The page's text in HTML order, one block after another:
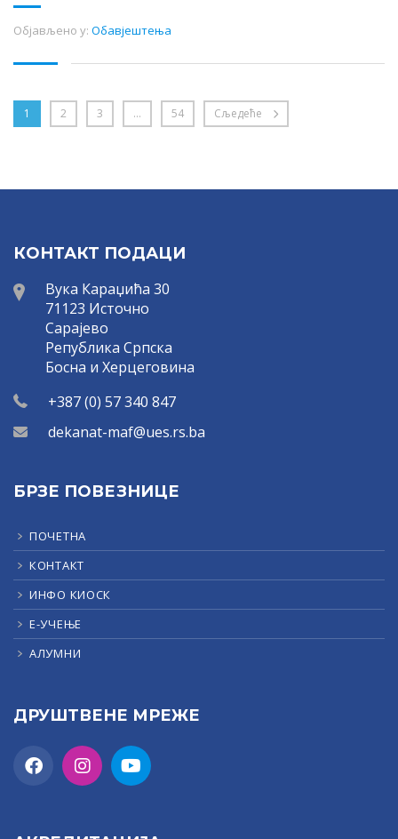
Објављено у: Обавјештења
1 2 3 … 54 Сљедеће
КОНТАКТ ПОДАЦИ
Вука Караџића 30
71123 Источно
Сарајево
Република Српска
Босна и Херцеговина
+387 (0) 57 340 847
dekanat-maf@ues.rs.ba
БРЗЕ ПОВЕЗНИЦЕ
ПОЧЕТНА
КОНТАКТ
ИНФО КИОСК
Е-УЧЕЊЕ
АЛУМНИ
ДРУШТВЕНЕ МРЕЖЕ